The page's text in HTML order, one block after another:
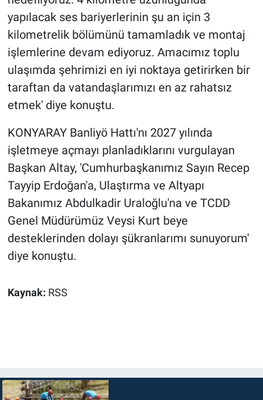
yapılacak ses bariyerlerinin şu an için 3
kilometrelik bölümünü tamamladık ve montaj
işlemlerine devam ediyoruz. Amacımız toplu
ulaşımda şehrimizi en iyi noktaya getirirken bir
taraftan da vatandaşlarımızı en az rahatsız
etmek' diye konuştu.
KONYARAY Banliyö Hattı'nı 2027 yılında
işletmeye açmayı planladıklarını vurgulayan
Başkan Altay, 'Cumhurbaşkanımız Sayın Recep
Tayyip Erdoğan'a, Ulaştırma ve Altyapı
Bakanımız Abdulkadir Uraloğlu'na ve TCDD
Genel Müdürümüz Veysi Kurt beye
desteklerinden dolayı şükranlarımı sunuyorum'
diye konuştu.
Kaynak: RSS